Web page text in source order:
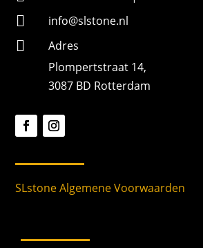
 info@slstone.nl

Adres
Plompertstraat 14,
3087 BD Rotterdam
SLstone Algemene Voorwaarden